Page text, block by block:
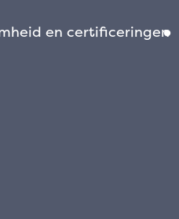
en certificeringen